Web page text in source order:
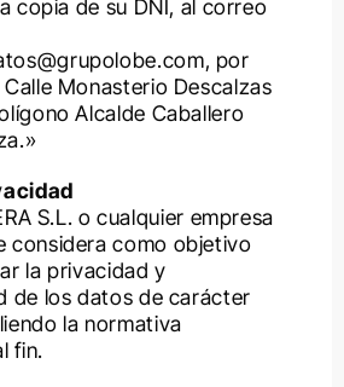
copia de su DNI, al correo
por
Monasterio Descalzas
Alcalde Caballero
S.L. o cualquier empresa
considera como objetivo
la privacidad y
de los datos de carácter
la normativa
fin.
más dinámicos y
nuevos hábitos de consumo
la visibilidad de la
el vínculo con nuestros
de valor
futuro con entusiasmo y
a seguir impulsando
la manera de construir,
que respondan a los
económicos y
tiempo y los datos
tras año nos respaldan.”